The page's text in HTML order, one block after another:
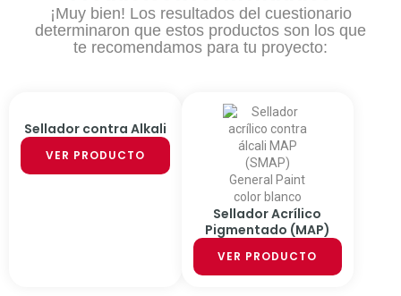
¡Muy bien! Los resultados del cuestionario
determinaron que estos productos son los que
te recomendamos para tu proyecto:
Sellador contra Alkali
VER PRODUCTO
Sellador Acrílico
Pigmentado (MAP)
VER PRODUCTO